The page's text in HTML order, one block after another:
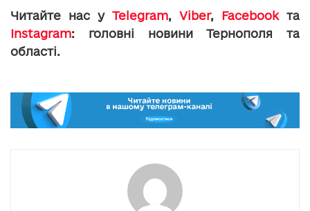
Читайте нас у Telegram, Viber, Facebookта
Instagram: головні новини Тернополя та
області.